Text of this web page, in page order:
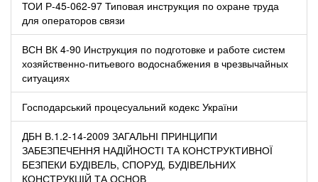
ТОИ Р-45-062-97 Типовая инструкция по охране труда
для операторов связи
ВСН ВК 4-90 Инструкция по подготовке и работе систем
хозяйственно-питьевого водоснабжения в чрезвычайных
ситуациях
Господарський процесуальний кодекс України
ДБН В.1.2-14-2009 ЗАГАЛЬНІ ПРИНЦИПИ
ЗАБЕЗПЕЧЕННЯ НАДІЙНОСТІ ТА КОНСТРУКТИВНОЇ
БЕЗПЕКИ БУДІВЕЛЬ, СПОРУД, БУДІВЕЛЬНИХ
КОНСТРУКЦІЙ ТА ОСНОВ